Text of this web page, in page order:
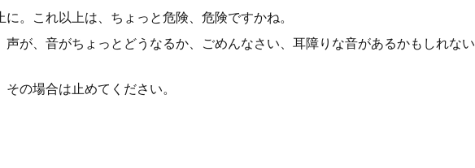
。これ以上は、ちょっと危険、危険ですかね。
が、音がちょっとどうなるか、ごめんなさい、耳障りな音があるかもしれない
の場合は止めてください。